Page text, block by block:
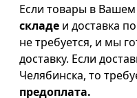
Если товары в Вашем
складе и доставка
не требуется, и мы
доставку. Если
Челябинска, то
предоплата.